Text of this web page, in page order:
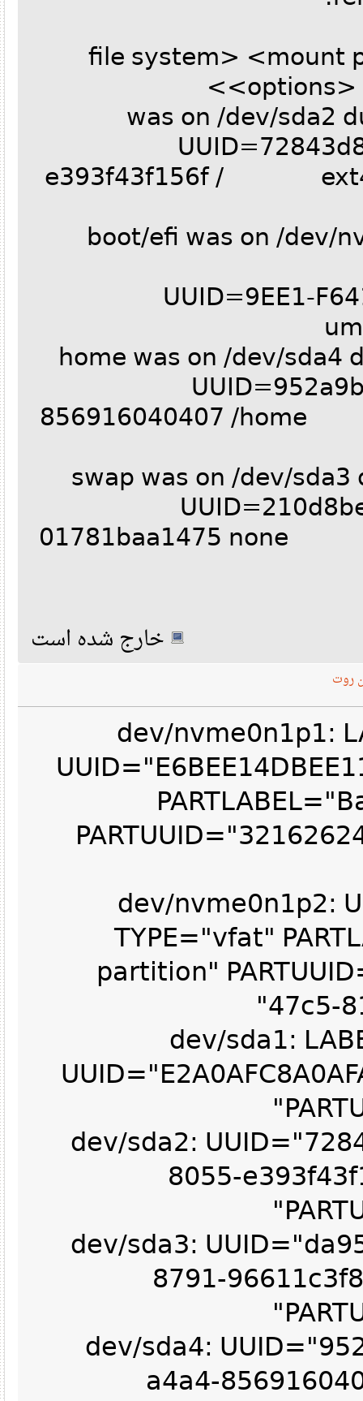
# <file system>
e393f43f156f /
# /boot/efi was on /
856916040407 /
01781baa1475
خارج شده است
/dev/
/dev/
TYPE="vfat"
partition"
/dev/sda1:
/dev/sda2:
8055-
/dev/sda3:
8791-
/dev/sda4:
a4a4-